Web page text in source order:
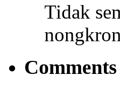
Tidak
Comments